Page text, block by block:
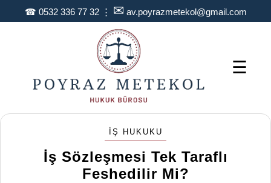
☎ 0532 336 77 32⋮ ✉ av.poyrazmetekol@gmail.com
☰
İŞ HUKUKU
İş Sözleşmesi Tek Taraflı
Feshedilir Mi?